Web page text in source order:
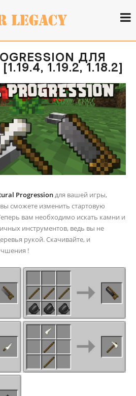
ДЛЯ
1.19.2, 1.18.2]
Progressionдля вашей игры,
сможете изменить стартовую
вам необходимо искать камни и
инструментов, ведь вы не
рукой. Скачивайте, и
!